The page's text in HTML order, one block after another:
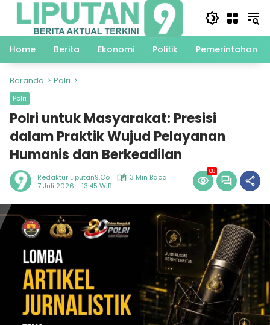
Langsung
Home
Berita Ekonomi Politik Pemerintahan
Beranda Polri
Polri
Polri untuk Masyarakat: Presisi
dalam Praktik Wujud Pelayanan
Humanis dan Berkeadilan
Redaktur Liputan9.co
3 Min Baca
7 Juli 2026 - 13:45 WIB
68